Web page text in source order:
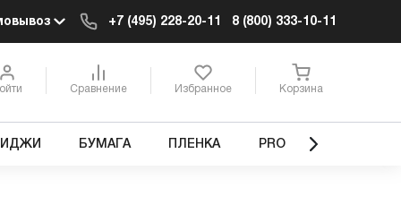
+7 (495) 228-20-11 8 (800) 333-10-11
Сравнение Избранное Корзина
БУМАГА ПЛЕНКА PRO